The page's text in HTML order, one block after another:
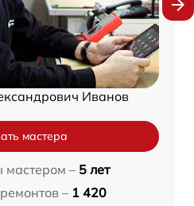
Иванов
мастера
мастером – 5 лет
– 1 420